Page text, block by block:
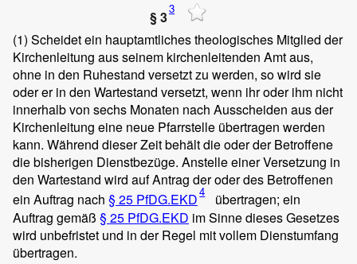
§ 33
(1) Scheidet ein hauptamtliches theologisches Mitglied der
Kirchenleitung aus seinem kirchenleitenden Amt aus,
ohne in den Ruhestand versetzt zu werden, so wird sie
oder er in den Wartestand versetzt, wenn ihr oder ihm nicht
innerhalb von sechs Monaten nach Ausscheiden aus der
Kirchenleitung eine neue Pfarrstelle übertragen werden
kann. Während dieser Zeit behält die oder der Betroffene
die bisherigen Dienstbezüge. Anstelle einer Versetzung in
den Wartestand wird auf Antrag der oder des Betroffenen
ein Auftrag nach § 25 PfDG.EKD4
übertragen; ein
Auftrag gemäß § 25 PfDG.EKD im Sinne dieses Gesetzes
wird unbefristet und in der Regel mit vollem Dienstumfang
übertragen.